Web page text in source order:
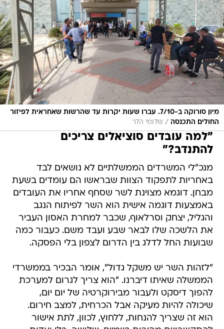
מיון סורוקה ב-7/10. עברו שעות יקרות עד שהרשות שאחראית לפיזור
החולים התכנסה / שלומי הלר
"למה עובדים סוציאלים צריכים
להתנדב?"
מנכ"לי המשרדים הממשלתיים לא נושאים לבד
באחריות לתפקוד הצוות שבראשו הם עומדים בשעת
מבחן. דוגמא מצוינת לשר שסחף אחריו את העובדים
באמצעות דוגמה אישית הוא השר לפיתוח הנגב
והגליל, יצחק וסרלאוף, שכבר למחרת האסון העביר
את הלשכה שלו לבאר שבע ועבד משם. כעבור כמה
שבועות החל לדלג בין הדרום לצפון בלי הפסקה.
"לזהות השר יש משקל גדול", אומר הבכיר בממשרדי
הממשלה שאיתו דיברנו. "הוא צריך לגרום למערכת
להפוך דיסקט ולעבור מבירוקרטיה של יום יום,
שיכולה להיות מעיקה אבל הכרחית, למצב חירום.
הוא זה שצריך להנחות, ללחוץ, לכוון, לתת אישור